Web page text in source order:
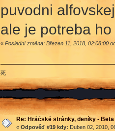
puvodni
ale je potreba
« Poslední změna: Březen 11, 2018, 02:08:00
死
Re: Hráčské stránky, deníky - Beta
« Odpověď #19 kdy: Duben 02, 2010,